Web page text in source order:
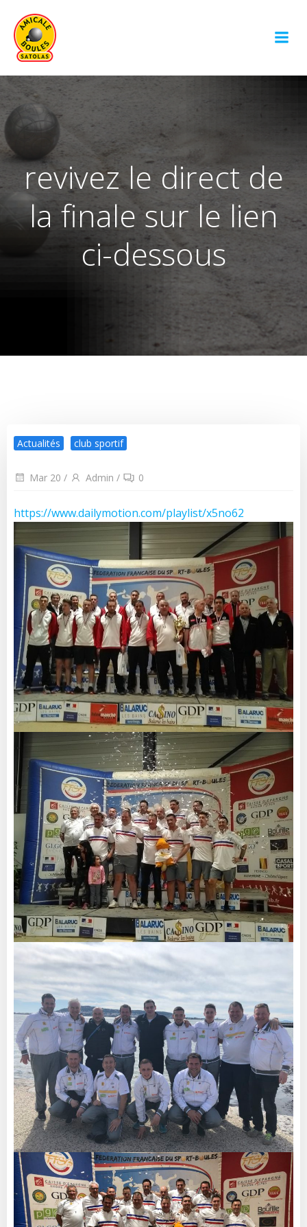
revivez le direct de
la finale sur le lien
ci-dessous
Actualités club sportif
Mar 20 / Admin / 0
https://www.dailymotion.com/playlist/x5no62